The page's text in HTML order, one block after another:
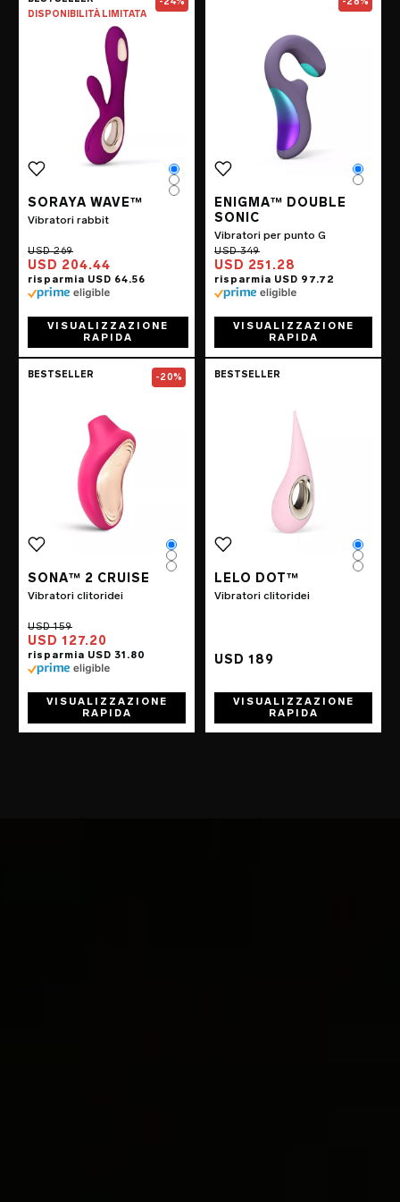
DISPONIBILITÀ LIMITATA
SORAYA WAVE™
Vibratori rabbit
USD 204.44
Color
Color
Color
VISUALIZZAZIONE
RAPIDA
ENIGMA™ DOUBLE
SONIC
Vibratori per punto G
USD 251.28
Color
Color
VISUALIZZAZIONE
RAPIDA
Go to theSONA™ 2 Cruise
BESTSELLER -20%
SONA™ 2 CRUISE
Vibratori clitoridei
USD 127.20
Color
Color
Color
VISUALIZZAZIONE
RAPIDA
BESTSELLER
LELO DOT™
Vibratori clitoridei
USD 189
Color
Color
Color
VISUALIZZAZIONE
RAPIDA